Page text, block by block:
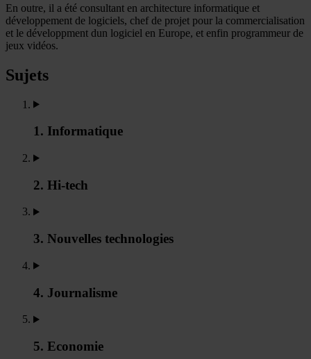
En outre, il a été consultant en architecture informatique et
développement de logiciels, chef de projet pour la commercialisation
et le développment dun logiciel en Europe, et enfin programmeur de
jeux vidéos.
Sujets
1. Informatique
2. Hi-tech
3. Nouvelles technologies
4. Journalisme
5. Economie